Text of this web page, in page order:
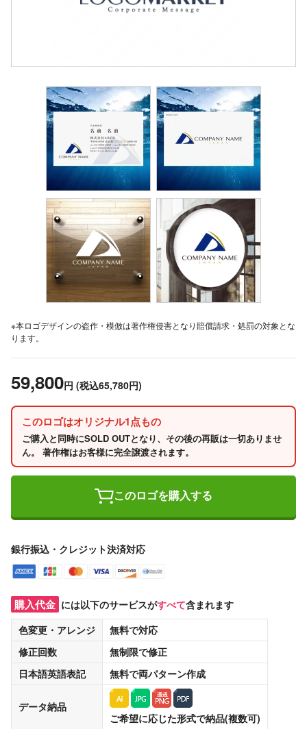
※本ロゴデザインの盗作・模倣は著作権侵害となり賠償請求・処罰の対象とな
ります。
59,800円 (税込65,780円)
このロゴはオリジナル1点もの
ご購入と同時にSOLD OUTとなり、その後の再販は一切ありませ
ん。 著作権はお客様に完全譲渡されます。
このロゴを購入する
銀行振込・クレジット決済対応
購入代金 には以下のサービスがすべて含まれます
色変更・アレンジ
無料で対応
修正回数
無制限で修正
日本語英語表記
無料で両パターン作成
データ納品
ご希望に応じた形式で納品(複数可)